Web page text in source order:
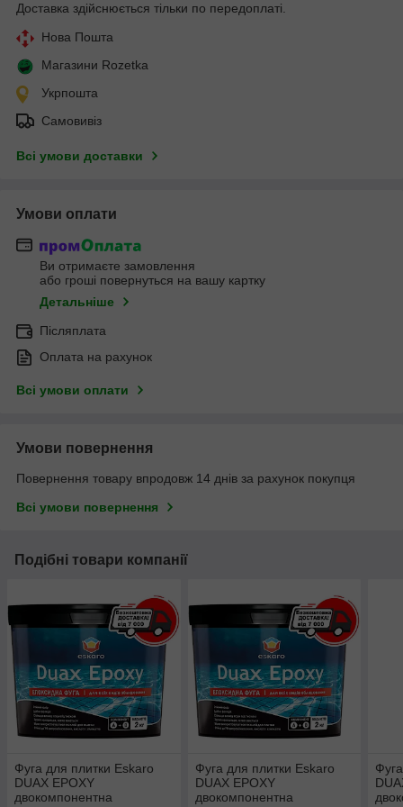
Доставка здійснюється тільки по передоплаті.
Нова Пошта
Магазини Rozetka
Укрпошта
Самовивіз
Всі умови доставки
Умови оплати
Ви отримаєте замовлення
або гроші повернуться на вашу картку
Детальніше
Післяплата
Оплата на рахунок
Всі умови оплати
Умови повернення
Повернення товару впродовж 14 днів за рахунок покупця
Всі умови повернення
Подібні товари компанії
Фуга для плитки Eskaro
DUAX EPOXY
двокомпонентна
Фуга для плитки Eskaro
DUAX EPOXY
двокомпонентна